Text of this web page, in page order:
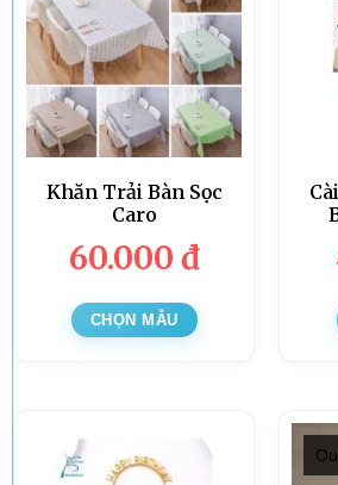
Khăn Trải Bàn Sọc
Caro
60.000 đ
CHỌN MẪU